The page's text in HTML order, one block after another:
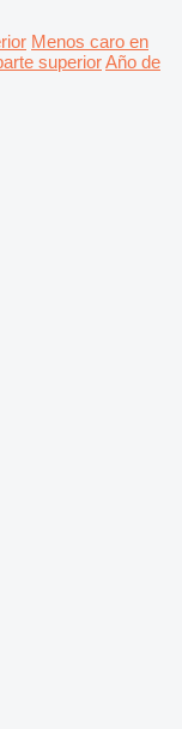
Menos caro en
superiorAño de